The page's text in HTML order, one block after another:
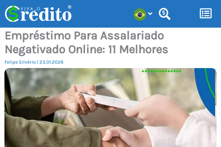
para
conteúdo
Empréstimo Para Assalariado
Negativado Online: 11 Melhores
Felipe Silvério /23.01.2026